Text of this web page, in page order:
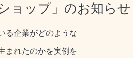
ョップ」のお知らせ
る企業がどのような
まれたのかを実例を